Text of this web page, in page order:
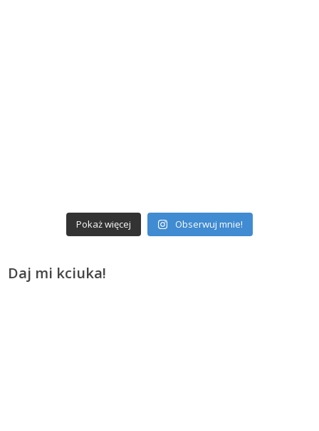
Pokaż więcej Obserwuj mnie!
Daj mi kciuka!